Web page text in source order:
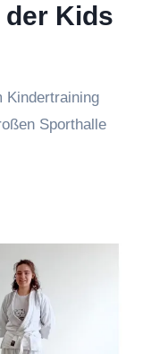
Kids
Kindertraining
Sporthalle